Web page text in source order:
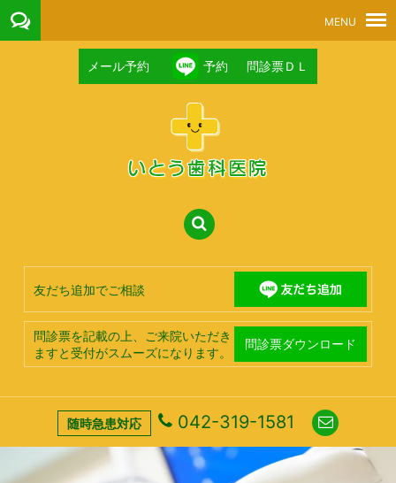
随時急患対応 042-319-1581
友だち追加でご相談
問診票を記載の上、ご来院いただき
ますと受付がスムーズになります。
問診票ダウンロード
メール予約 予約 問診票ＤＬ